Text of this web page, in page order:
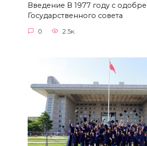
Введение В 1977 году с
Государственного совета
0 2.5к.